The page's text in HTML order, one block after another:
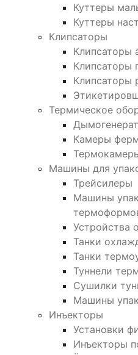
Куттеры
Куттеры
Клипсаторы
Клипсаторы
Клипсаторы
Клипсаторы
Термическое
Камеры
Машины для
Трейсилеры
Машины
Устройства
Танки
Танки
Туннели
Сушилки
Машины
Инъекторы
Установки
Инъекторы